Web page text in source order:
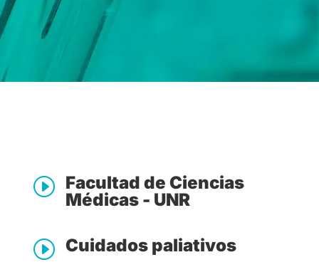
I Facultad de Ciencias
Médicas - UNR
I Cuidados paliativos